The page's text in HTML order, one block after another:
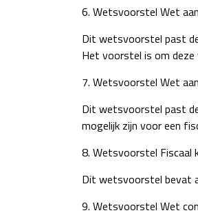
6. Wetsvoorstel Wet
Dit wetsvoorstel past
Het voorstel is om deze
7. Wetsvoorstel Wet
Dit wetsvoorstel past
mogelijk zijn voor een
8. Wetsvoorstel Fiscaal
Dit wetsvoorstel bevat
9. Wetsvoorstel Wet